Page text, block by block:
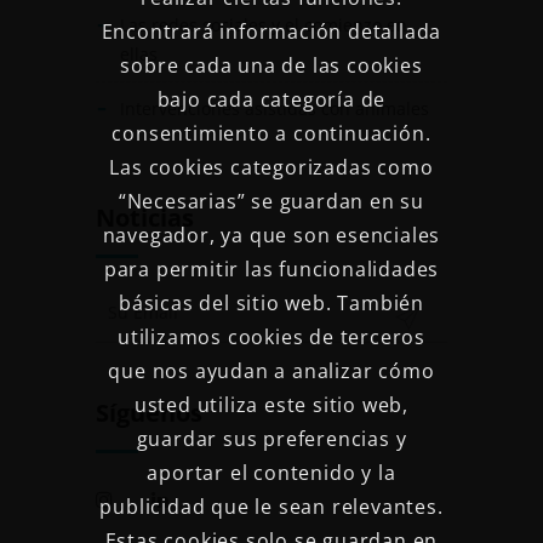
Las redes sociales y el comienzo en
ellas
Intervenciones asistidas con animales
Noticias
Síguenos
Encontrará información detallada
sobre cada una de las cookies
bajo cada categoría de
consentimiento a continuación.
Las cookies categorizadas como
“Necesarias” se guardan en su
navegador, ya que son esenciales
para permitir las funcionalidades
básicas del sitio web. También
utilizamos cookies de terceros
que nos ayudan a analizar cómo
usted utiliza este sitio web,
guardar sus preferencias y
aportar el contenido y la
publicidad que le sean relevantes.